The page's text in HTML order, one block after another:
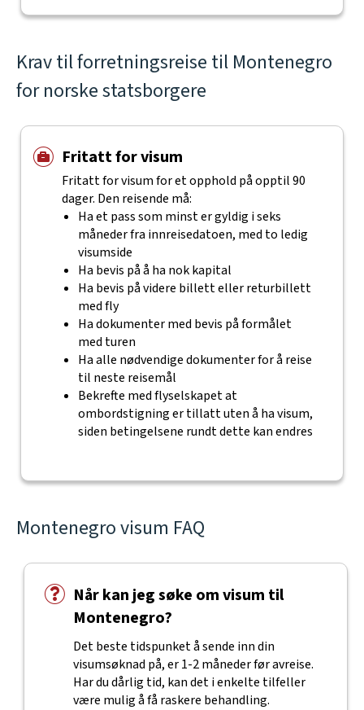
Krav til forretningsreise til Montenegro
for norske statsborgere
Fritatt for visum
Fritatt for visum for et opphold på opptil 90
dager. Den reisende må:
Ha et pass som minst er gyldig i seks
måneder fra innreisedatoen, med to ledig
visumside
Ha bevis på å ha nok kapital
Ha bevis på videre billett eller returbillett
med fly
Ha dokumenter med bevis på formålet
med turen
Ha alle nødvendige dokumenter for å reise
til neste reisemål
Bekrefte med flyselskapet at
ombordstigning er tillatt uten å ha visum,
siden betingelsene rundt dette kan endres
Montenegro visum FAQ
Når kan jeg søke om visum til
Montenegro?
Det beste tidspunket å sende inn din
visumsøknad på, er 1-2 måneder før avreise.
Har du dårlig tid, kan det i enkelte tilfeller
være mulig å få raskere behandling.